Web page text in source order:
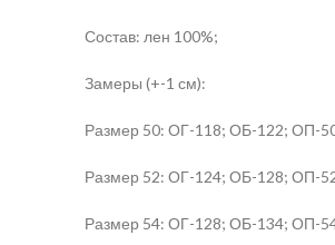
Состав: лен 100%;
Замеры (+-1 см):
Размер 50: ОГ-118; ОБ-122; ОП-
Размер 52: ОГ-124; ОБ-128; ОП-
Размер 54: ОГ-128; ОБ-134; ОП-